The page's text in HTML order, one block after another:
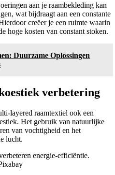
aan je raambekleding kan
wat bijdraagt aan een constante
creëer je een ruimte waarin
hoge kosten van constant stoken.
Duurzame Oplossingen
verbetering
layered raamtextiel ook een
Het gebruik van natuurlijke
van vochtigheid en het
lucht.